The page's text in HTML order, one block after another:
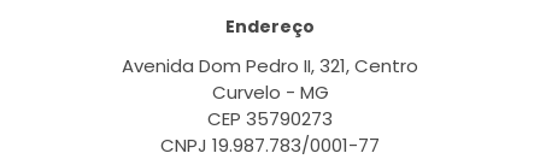
Endereço
Avenida Dom Pedro II, 321, Centro
Curvelo - MG
CEP 35790273
CNPJ 19.987.783/0001-77